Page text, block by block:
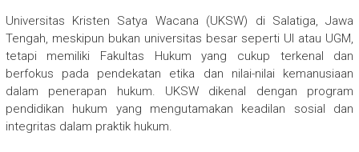
Universitas Kristen Satya Wacana (UKSW) di Salatiga, Jawa
Tengah, meskipun bukan universitas besar seperti UI atau UGM,
tetapi memiliki Fakultas Hukum yang cukup terkenal dan
berfokus pada pendekatan etika dan nilai-nilai kemanusiaan
dalam penerapan hukum. UKSW dikenal dengan program
pendidikan hukum yang mengutamakan keadilan sosial dan
integritas dalam praktik hukum.